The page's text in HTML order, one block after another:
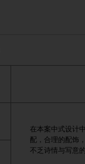
在本案中式设计
配，合理的配饰
不乏诗情与写意的